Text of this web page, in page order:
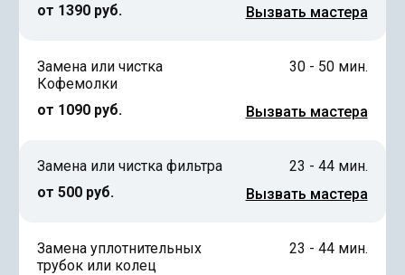
от 1390 руб.
Вызвать мастера
Замена или чистка
Кофемолки
от 1090 руб.
30 - 50 мин.
Вызвать мастера
Замена или чистка фильтра
от 500 руб.
23 - 44 мин.
Вызвать мастера
Замена уплотнительных
трубок или колец
23 - 44 мин.